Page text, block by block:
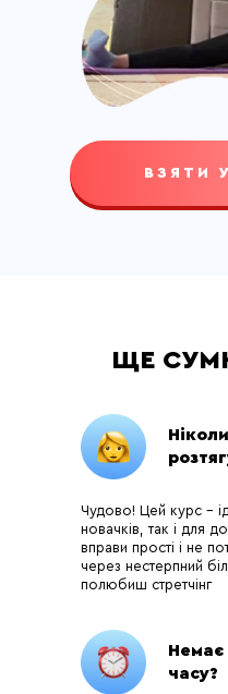
ВЗЯТИ
ЩЕ
Чудово! Цей курс –
новачків, так і для
вправи прості і не
через нестерпний
полюбиш стретчінг
Немає
часу?